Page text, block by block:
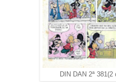
DIN DAN 2ª